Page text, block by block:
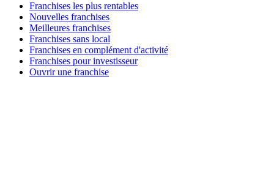
Franchises les plus rentables
Nouvelles franchises
Meilleures franchises
Franchises sans local
Franchises en complément d'activité
Franchises pour investisseur
Ouvrir une franchise